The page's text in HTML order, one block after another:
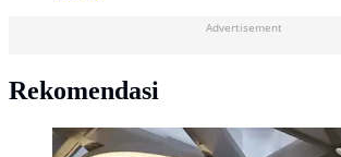
Advertisement
Rekomendasi